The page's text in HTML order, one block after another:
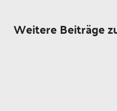
Weitere Beiträge